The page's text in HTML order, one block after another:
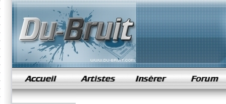
samples de rap